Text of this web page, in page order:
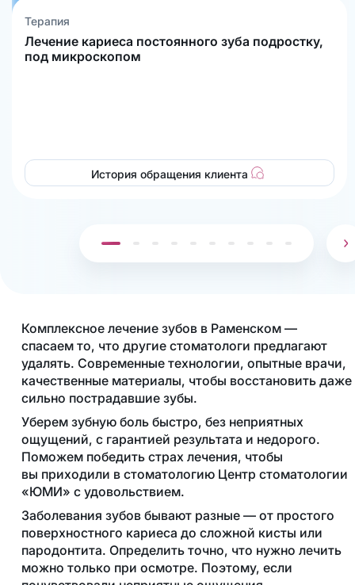
Терапия
Лечение кариеса постоянного зуба подростку,
под микроскопом
История обращения клиента
Комплексное лечение зубов в Раменском —
спасаем то, что другие стоматологи предлагают
удалять. Современные технологии, опытные врачи,
качественные материалы, чтобы восстановить даже
сильно пострадавшие зубы.
Уберем зубную боль быстро, без неприятных
ощущений, с гарантией результата и недорого.
Поможем победить страх лечения, чтобы
вы приходили в стоматологию Центр стоматологии
«ЮМИ» с удовольствием.
Заболевания зубов бывают разные — от простого
поверхностного кариеса до сложной кисты или
пародонтита. Определить точно, что нужно лечить
можно только при осмотре. Поэтому, если